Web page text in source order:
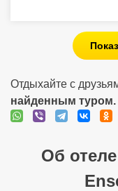
Отдыхайте с
найденным туром.
Об